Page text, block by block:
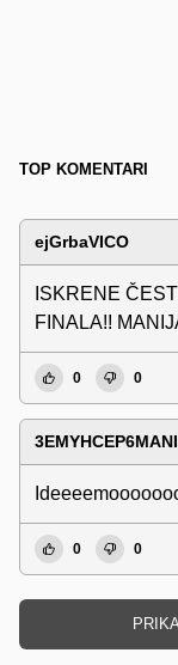
TOP KOMENTARI
ejGrbaVICO
ISKRENE
FINALA!!
0 0
0 0